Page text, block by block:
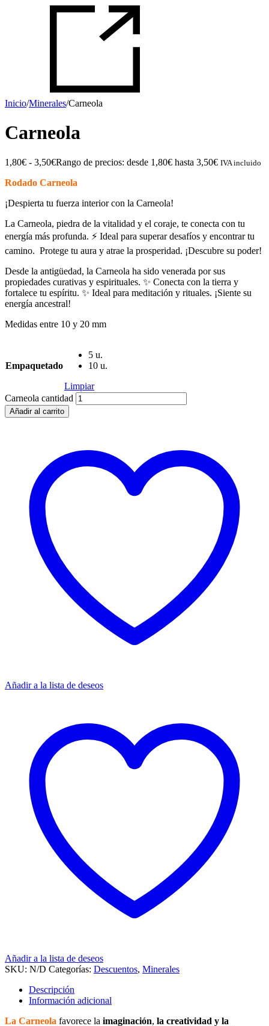
Inicio/Minerales/Carneola
Carneola
1,80€ - 3,50€Rango de precios: desde 1,80€ hasta 3,50€ IVA incluido
Rodado Carneola
¡Despierta tu fuerza interior con la Carneola!
La Carneola, piedra de la vitalidad y el coraje, te conecta con tu
energía más profunda. ⚡ Ideal para superar desafíos y encontrar tu
camino. ️ Protege tu aura y atrae la prosperidad. ¡Descubre su poder!
Desde la antigüedad, la Carneola ha sido venerada por sus
propiedades curativas y espirituales. ✨ Conecta con la tierra y
fortalece tu espíritu. ✨ Ideal para meditación y rituales. ¡Siente su
energía ancestral!
Medidas entre 10 y 20 mm
Empaquetado
5 u.
10 u.
Limpiar
Carneola cantidad
Añadir al carrito
Añadir a la lista de deseos
Añadir a la lista de deseos
SKU: N/D Categorías: Descuentos, Minerales
Descripción
Información adicional
La Carneola favorece la imaginación, la creatividad y la